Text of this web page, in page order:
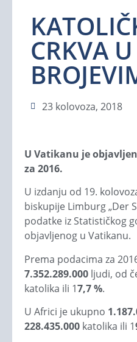
CRKVA U
23 kolovoza, 2018
U Vatikanu je
za 2016.
U izdanju od 19.
biskupije Limburg „Der
podatke iz Statističkog
objavljenog u Vatikanu.
Prema podacima za
7.352.289.000 ljudi, od
katolika ili 17,7 %.
U Africi je ukupno
228.435.000 katolika ili 1